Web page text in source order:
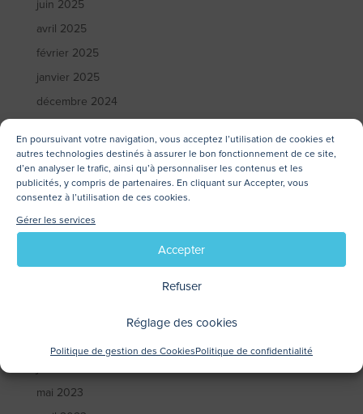
En poursuivant votre navigation, vous acceptez l’utilisation de cookies et
autres technologies destinés à assurer le bon fonctionnement de ce site,
d’en analyser le trafic, ainsi qu’à personnaliser les contenus et les
publicités, y compris de partenaires. En cliquant sur Accepter, vous
consentez à l’utilisation de ces cookies.
Gérer les services
Accepter
Refuser
Réglage des cookies
Politique de gestion des CookiesPolitique de confidentialité
juin 2025
avril 2025
février 2025
janvier 2025
décembre 2024
octobre 2024
juillet 2024
mai 2024
avril 2024
janvier 2024
mai 2023